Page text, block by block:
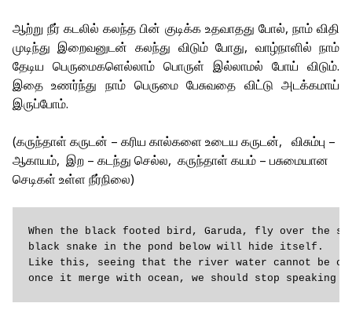
ஆற்று நீர் கடலில் கலந்த பின் குடிக்க உதவாதது போல், நாம் விதி
முடிந்து இறைவனுடன் கலந்து விடும் போது, வாழ்நாளில் நாம்
தேடிய பெருமைகளெல்லாம் பொருள் இல்லாமல் போய் விடும்.
இதை உணர்ந்து நாம் பெருமை பேசுவதை விட்டு அடக்கமாய்
இருப்போம்.
(கருந்தாள் கருடன் – கரிய கால்களை உடைய கருடன், விசும்பு –
ஆகாயம், இற – கடந்து செல்ல, கருந்தாள் கயம் – பசுமையான
செடிகள் உள்ள நீர்நிலை)
When the black footed bird, Garuda, fly over the
black snake in the pond below will hide itself.
Like this, seeing that the river water cannot be
once it merge with ocean, we should stop speaking